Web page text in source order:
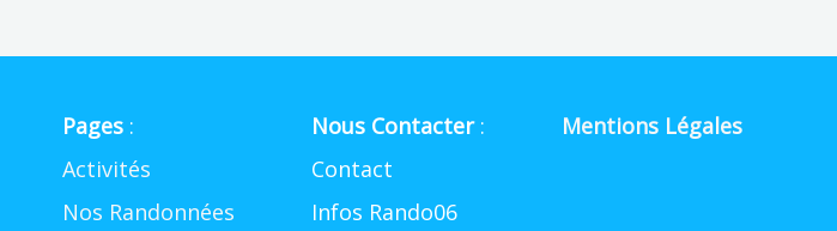
Pages:
Activités
Nos Randonnées
Nous Contacter:
Contact
Infos Rando06
Mentions Légales